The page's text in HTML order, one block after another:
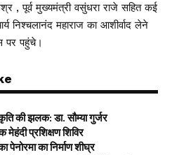
, पूर्व मुख्यमंत्री वसुंधरा राजे सहित कई
निश्चलानंद महाराज का आशीर्वाद लेने
पर पहुंचे।
की झलक: डा. सौम्या गुर्जर
मेहंदी प्रशिक्षण शिविर
पेनोरमा का निर्माण शीघ्र